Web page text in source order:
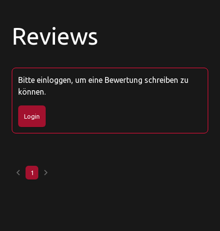
Reviews
Bitte einloggen, um eine Bewertung schreiben zu
können.
Login
keyboard_arrow_left 1 keyboard_arrow_right